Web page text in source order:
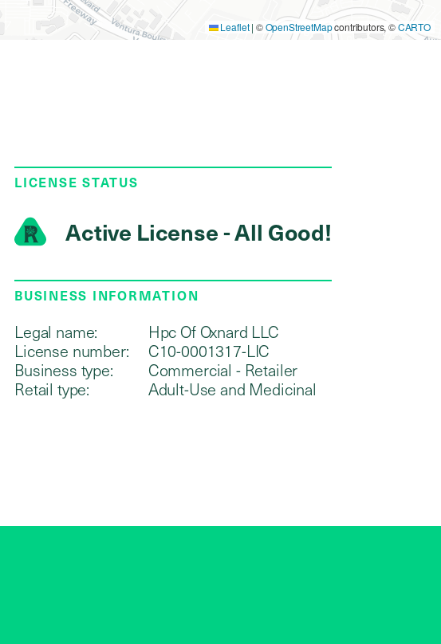
Leaflet | ©OpenStreetMapcontributors, ©CARTO
LICENSE STATUS
Active License - All Good!
BUSINESS INFORMATION
Legal name:
Hpc Of Oxnard LLC
License number:
C10-0001317-LIC
Business type:
Commercial - Retailer
Retail type:
Adult-Use and Medicinal